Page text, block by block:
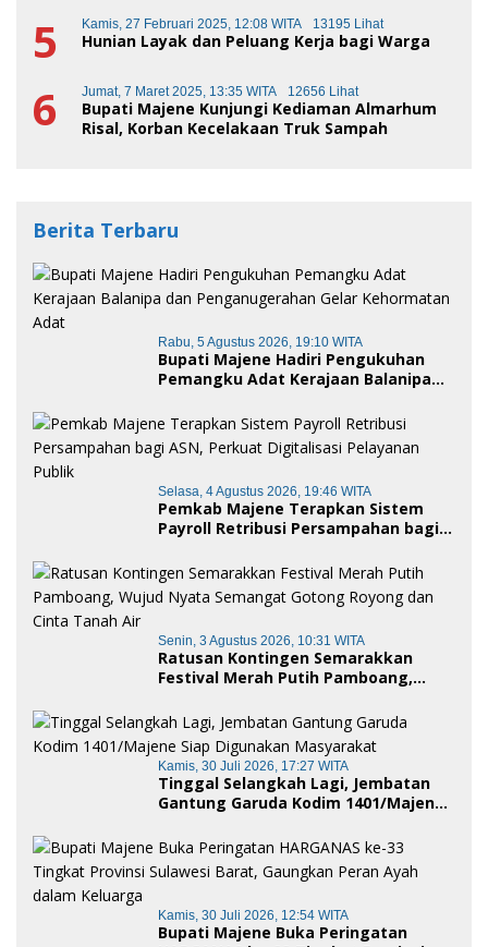
5 Kamis, 27 Februari 2025, 12:08 WITA 13195 Lihat
Hunian Layak dan Peluang Kerja bagi Warga
6 Jumat, 7 Maret 2025, 13:35 WITA 12656 Lihat
Bupati Majene Kunjungi Kediaman Almarhum
Risal, Korban Kecelakaan Truk Sampah
Berita Terbaru
Rabu, 5 Agustus 2026, 19:10 WITA
Bupati Majene Hadiri Pengukuhan
Pemangku Adat Kerajaan Balanipa
Kehormatan Adat
Selasa, 4 Agustus 2026, 19:46 WITA
Pemkab Majene Terapkan Sistem
Payroll Retribusi Persampahan bagi
Publik
Senin, 3 Agustus 2026, 10:31 WITA
Ratusan Kontingen Semarakkan
Festival Merah Putih Pamboang,
Royong dan Cinta Tanah Air
Kamis, 30 Juli 2026, 17:27 WITA
Tinggal Selangkah Lagi, Jembatan
Gantung Garuda Kodim 1401/Majene
Kamis, 30 Juli 2026, 12:54 WITA
Bupati Majene Buka Peringatan